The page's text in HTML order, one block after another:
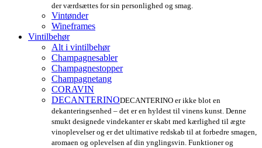
der værdsættes for sin personlighed og smag.
Vintønder
Wineframes
Vintilbehør
Alt i vintilbehør
Champagnesabler
Champagnestopper
Champagnetang
CORAVIN
DECANTERINODECANTERINO er ikke blot en
dekanteringsenhed – det er en hyldest til vinens kunst. Denne
smukt designede vindekanter er skabt med kærlighed til ægte
vinoplevelser og er det ultimative redskab til at forbedre smagen,
aromaen og oplevelsen af din ynglingsvin. Funktioner og